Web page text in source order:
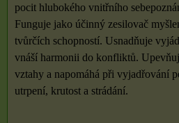
pocit hlubokého vnitřního
Funguje jako účinný zesilovač
tvůrčích schopností. Usnadňuje
vnáší harmonii do konfliktů.
vztahy a napomáhá při vyjadřování
utrpení, krutost a strádání.